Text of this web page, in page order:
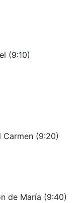
(9:10)
Carmen (9:20)
de María (9:40)